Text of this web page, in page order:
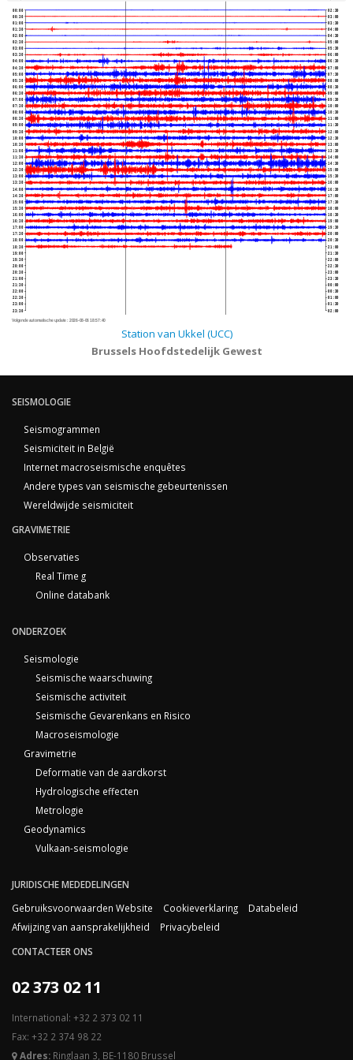
00:00
00:30
01:00
01:30
02:00
02:30
03:00
03:30
04:00
04:30
05:00
05:30
06:00
06:30
07:00
07:30
08:00
08:30
09:00
09:30
10:00
10:30
11:00
11:30
12:00
12:30
13:00
13:30
14:00
14:30
15:00
15:30
16:00
16:30
17:00
17:30
18:00
18:30
19:00
19:30
20:00
20:30
21:00
21:30
22:00
22:30
23:00
23:30
02:30
03:00
03:30
04:00
04:30
05:00
05:30
06:00
06:30
07:00
07:30
08:00
08:30
09:00
09:30
10:00
10:30
11:00
11:30
12:00
12:30
13:00
13:30
14:00
14:30
15:00
15:30
16:00
16:30
17:00
17:30
18:00
18:30
19:00
19:30
20:00
20:30
21:00
21:30
22:00
22:30
23:00
23:30
00:00
00:30
01:00
01:30
02:00
Volgende automatische update : 2026-08-06 18:57:40
Station van Ukkel (UCC)
Brussels Hoofdstedelijk Gewest
SEISMOLOGIE
Seismogrammen
Seismiciteit in België
Internet macroseismische enquêtes
Andere types van seismische gebeurtenissen
Wereldwijde seismiciteit
GRAVIMETRIE
Observaties
Real Time g
Online databank
ONDERZOEK
Seismologie
Seismische waarschuwing
Seismische activiteit
Seismische Gevarenkans en Risico
Macroseismologie
Gravimetrie
Deformatie van de aardkorst
Hydrologische effecten
Metrologie
Geodynamics
Vulkaan-seismologie
JURIDISCHE MEDEDELINGEN
Gebruiksvoorwaarden Website
Cookieverklaring
Databeleid
Afwijzing van aansprakelijkheid
Privacybeleid
CONTACTEER ONS
02 373 02 11
International: +32 2 373 02 11
Fax: +32 2 374 98 22
Adres: Ringlaan 3, BE-1180 Brussel